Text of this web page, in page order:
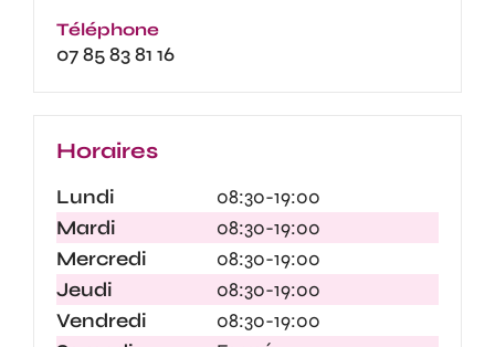
Téléphone
07 85 83 81 16
Horaires
Lundi
08:30-19:00
Mardi
08:30-19:00
Mercredi
08:30-19:00
Jeudi
08:30-19:00
Vendredi
08:30-19:00